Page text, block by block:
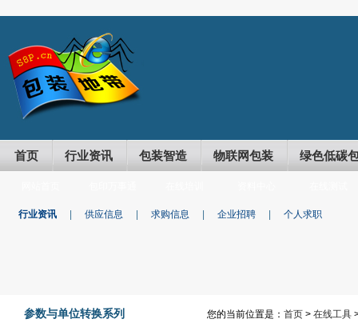
首页 行业资讯 包装智造 物联网包装 绿色低碳
行业资讯 供应信息 求购信息 企业招聘 个人求职
参数与单位转换系列 您的当前位置是： 首页 > 在线工具